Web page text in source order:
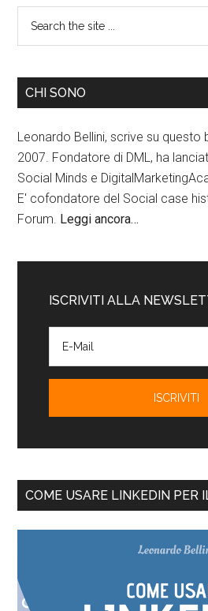
CHI SONO
Leonardo Bellini, scrive su questo
2007. Fondatore di DML, ha
Social Minds e
E' cofondatore del Social case
Forum. Leggi ancora…
ISCRIVITI ALLA
COME USARE LINKEDIN PER